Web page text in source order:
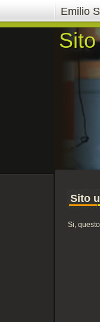
Emilio
Sito
Si,